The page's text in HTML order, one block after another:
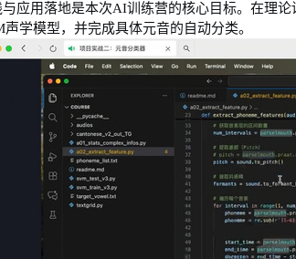
与应用落地是本次AI训练营的核心目标。在理
声学模型，并完成具体元音的自动分类。